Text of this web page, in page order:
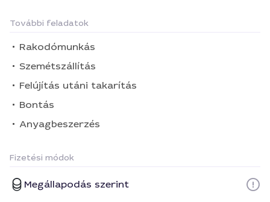
További feladatok
Rakodómunkás
Szemétszállítás
Felújítás utáni takarítás
Bontás
Anyagbeszerzés
Fizetési módok
Megállapodás szerint